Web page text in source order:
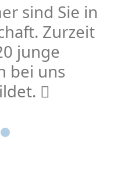
sind Sie in
Zurzeit
junge
bei uns